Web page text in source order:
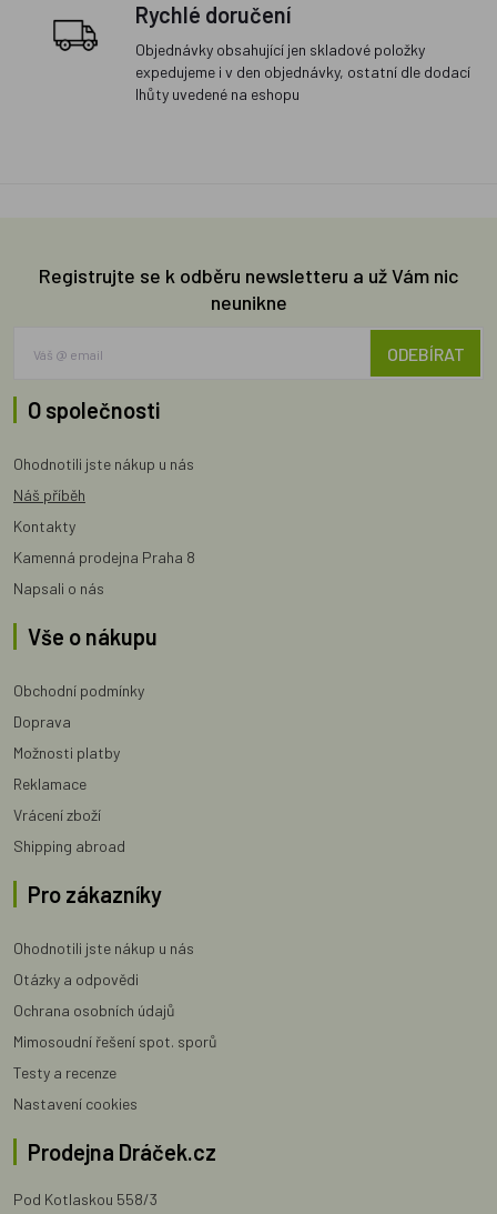
Rychlé doručení
Objednávky obsahující jen skladové položky
expedujeme i v den objednávky, ostatní dle dodací
lhůty uvedené na eshopu
Registrujte se k odběru newsletteru a už Vám nic
neunikne
ODEBÍRAT
O společnosti
Ohodnotili jste nákup u nás
Náš příběh
Kontakty
Kamenná prodejna Praha 8
Napsali o nás
Vše o nákupu
Obchodní podmínky
Doprava
Možnosti platby
Reklamace
Vrácení zboží
Shipping abroad
Pro zákazníky
Ohodnotili jste nákup u nás
Otázky a odpovědi
Ochrana osobních údajů
Mimosoudní řešení spot. sporů
Testy a recenze
Nastavení cookies
Prodejna Dráček.cz
Pod Kotlaskou 558/3